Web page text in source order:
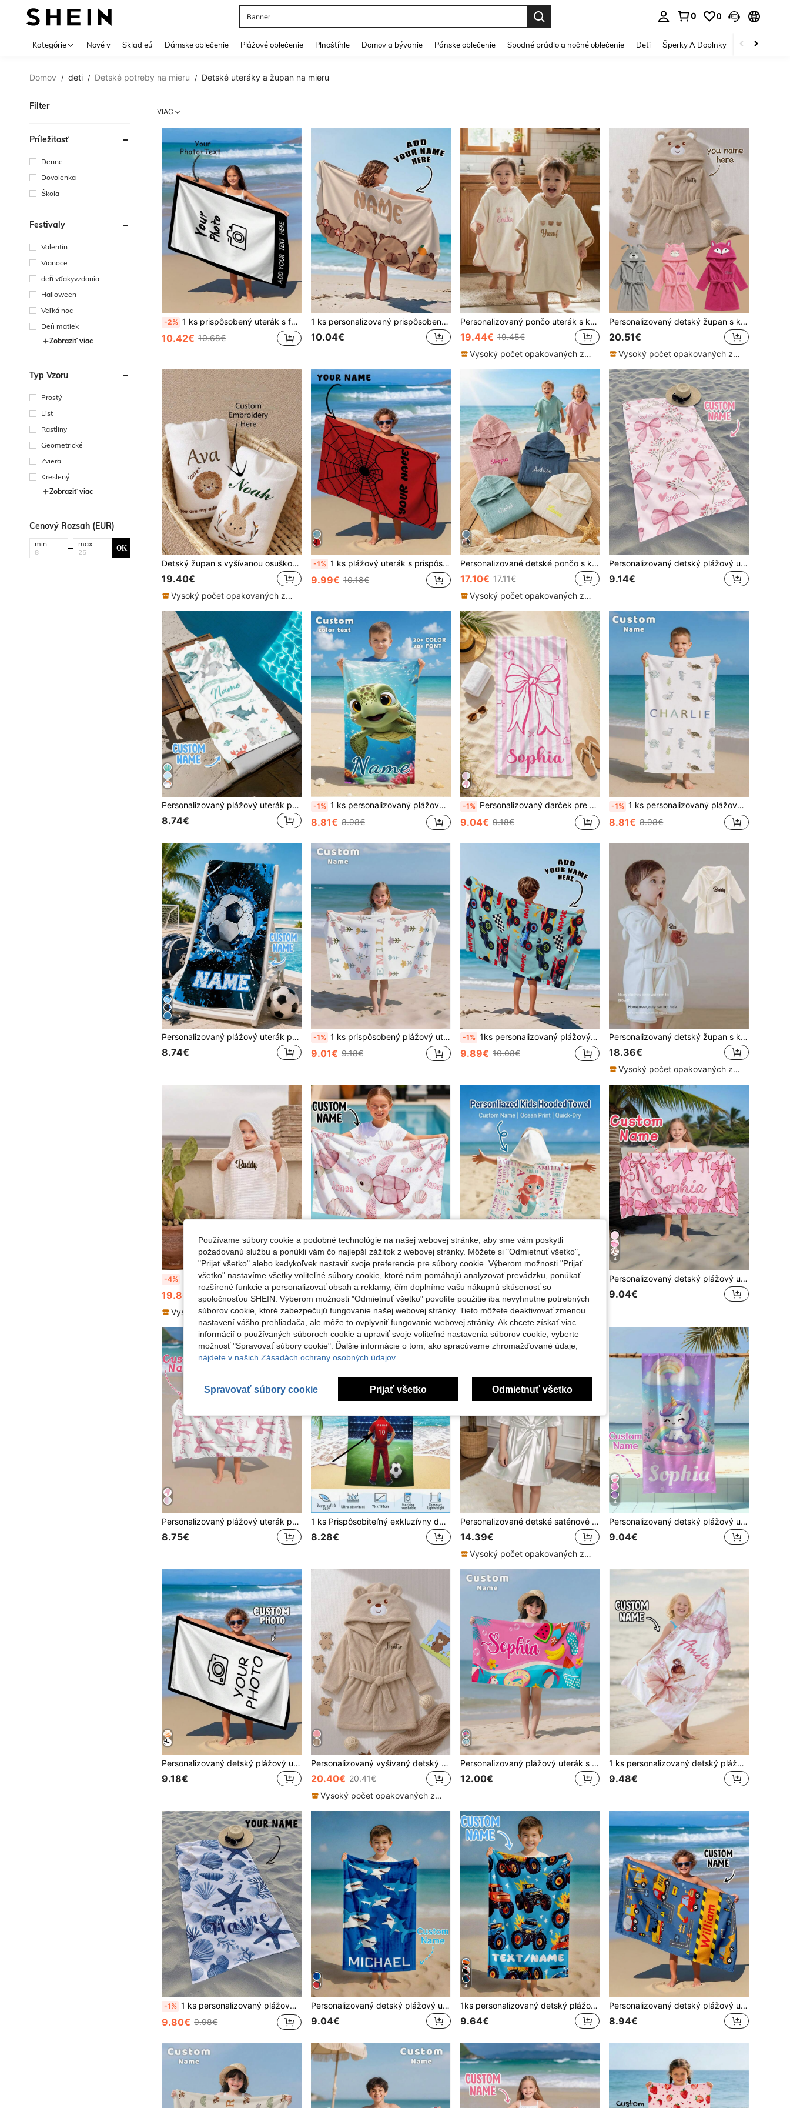
Banner
0 0
Kategórie Nové v Sklad eú Dámske oblečenie Plážové oblečenie Plnoštíhle Domov a bývanie Pánske oblečenie Spodné prádlo a nočné oblečenie Deti Šperky A Doplnky Krása a
Domov / deti / Detské potreby na mieru / Detské uteráky a župan na mieru
Filter
Príležitosť
Denne
Dovolenka
Škola
Festivaly
Valentín
Vianoce
deň vďakyvzdania
Halloween
Veľká noc
Deň matiek
Zobraziť viac
Typ Vzoru
Prostý
List
Rastliny
Geometrické
Zviera
Kreslený
Zobraziť viac
Cenový Rozsah (EUR)
min: max: OK
VIAC
-2% 1 ks prispôsobený uterák s fotkou a menom na pláž, do kúpeľa, pre dievčatá a chlapcov, svadobný pár, na Valentína, narodeniny, pre priateľov, rodinu a domácich zvierat, do bazéna pre dospelých, rýchloschnúci
10.42€ 10.68€
1 ks personalizovaný prispôsobený plážový uterák pre deti, detský plážový uterák, detský kúpeľový uterák, nezbytný na pláž, do bazéna, pre chlapcov a dievčatá
10.04€
Personalizovaný pončo uterák s kapucňou pre bábätko a batoľa s vlastným menom, mäkký neopadávajúci nositeľný župan, darček na baby shower a narodeniny, na pláž
19.44€ 19.45€
Vysoký počet opakovaných zákazníkov
Personalizovaný detský župan s kapucňou a ušami medveďa/zajíčka/líšky, s vyšívaným menom na mieru, mäkký župan pre batoľa (12-24M), vianočný darček
20.51€
Vysoký počet opakovaných zákazníkov
Detský župan s vyšívanou osuškou - kapucňa s levom/králikom/mačkou - mäkká detská deka s menom - personalizovaný zábal do kúpeľa Minky pre chlapcov a dievčatá
19.40€
Vysoký počet opakovaných zákazníkov
-1% 1 ks plážový uterák s prispôsobeným textom a vzorom pavučiny, personalizovaný kúpeľový uterák, detský uterák do bazéna a kúpeľne, dovolenkový darček, na outdoorové cestovanie
9.99€ 10.18€
Personalizované detské pončo s kapucňou a plážový uterák (2–4 roky) s menom, mäkká priedušná rýchloschnúca tkanina, ľahké na plávanie a cestovanie, darček na narodeniny
17.10€ 17.11€
Vysoký počet opakovaných zákazníkov
Personalizovaný detský plážový uterák s kapucňou, prispôsobiteľný mikrovláknový plavecký uterák pre deti na bazén a cestovanie
9.14€
Personalizovaný plážový uterák pre deti, ideálny letný narodeninový darček, vhodný na rôzne letné príležitosti. Vhodný na pláž, do bazéna, na cestovanie, kempovanie, jógu a ďalšie scénarie, plážové potreby, bez piesku, kawaii
8.74€
-1% 1 ks personalizovaný plážový uterák s menom v oceánskom štýle, prispôsobený plážový uterák pre deti, letný narodeninový darček pre deti, personalizovaný plážový uterák s menom, unisex pre chlapcov a dievčatá, vhodný na outdoor, pláž, cestovanie, plávanie, fitness, jógu, plážové doplnky, prispôsobený plážový uterák pre priateľov, dostupné v rôznych veľkostiach, multifunkčný, veľmi dekoratívny, s písmenovým vzorom, módny, moderný, farebný, roztomilý, ležérny, prispôsobený, personalizovaný, jedinečný, ideálny darček pre neho, ideálny darček pre ňu
8.81€ 8.98€
-1% Personalizovaný darček pre deti na letné narodeniny, letná atmosféra, plážový výlet pre dievčatá, prispôsobený plážový uterák, bazén, plážová dekorácia, pre rodinu, Halloween, Ballet Core, odolný voči piesku
9.04€ 9.18€
-1% 1 ks personalizovaný plážový uterák s menom v oceánskom štýle, prispôsobený detský plážový uterák, letný narodeninový darček pre deti, plážový uterák s prispôsobeným menom pre chlapcov a dievčatá, vhodný na outdoorové plážové cestovanie, plávanie, fitness, jógu, plážové doplnky, personalizovaný plážový uterák ako darček pre priateľov, dostupné v rôznych veľkostiach
8.81€ 8.98€
Personalizovaný plážový uterák pre deti, ideálny letný narodeninový darček, vhodný na rôzne letné príležitosti. Vhodný na pláž, do bazéna, na cestovanie, kempovanie, jógu, ľahko prenosný, bez piesku, pre chlapcov
8.74€
-1% 1 ks prispôsobený plážový uterák s motívom oceánu a pláže, plážový uterák so zvieratkami, plážový uterák s vlastným menom, personalizovaný plážový uterák pre dievčatá/chlapcov
9.01€ 9.18€
-1% 1ks personalizovaný plážový uterák so vzorom pretekárskeho auta, personalizovaný uterák do kúpeľne, detský uterák, uterák do bazéna, kúpeľňový uterák, darček na sviatky, plážový uterák, cestovanie v prírode, plážový nevyhnutný predmet, personalizovaný darček
9.89€ 10.08€
Personalizovaný detský župan s kapucňou a vlastným menom, super mäkký a savý, pohodlný a teplý pre bábätko 10–24 mesiacov, darček na kúpeľ a pláž
18.36€
Vysoký počet opakovaných zákazníkov
-4% Personalizovaný waffle uterák s kapucňou pre batoľa s menom, mäkký savý obal na kúpeľ a pláž, ľahký útulný jednofarebný, ideálny darček po plávaní
19.80€
20.68€
Vysoký počet opakovaných zákazníkov
1 ks personalizovaný detský mikrovláknový plážový uterák, prispôsobiteľný kúpeľový uterák na plávanie v bazéne, cestovanie, kempovanie, jógu a športové aktivity, personalizovaný darček
9.81€ 15.74€
4
Personalizovaný detský plážový uterák, letný darček k narodeninám, letná atmosféra, plážový výlet pre dievčatá, prispôsobený plážový uterák, bazén, pre rodinu, coquette estetika, bez piesku, darček pre dievčatá, rýchloschnúca mikrovláknina
9.04€
Personalizovaný plážový uterák pre deti, prispôsobený plážový uterák pre dievčatá na plážovú dovolenku, do bazéna, plážová dekorácia s monogramom
8.75€
1 ks Prispôsobiteľný exkluzívny detský plážový uterák s potlačou futbalovej mládeže Glory s červenými a modrými futbalovými a energickými mládežníckymi vzormi, voľne pridajte mená a čísla, polyesterová tkanina mäkká a šetrná k pokožke, digitálna potlač s vysokým rozlíšením zaznamenáva najdôležitejšie momenty rastu, 250 g látkový plážový uterák
8.28€
Personalizované detské saténové priedušné spánkové a domáce oblečenie s vyšívaným menom a písmenom, pre dievčatá, na kúpeľňu, spa, narodeniny a párty, darček pre kvetovú dievčatko
14.39€
Vysoký počet opakovaných zákazníkov
4
Personalizovaný detský plážový uterák, prispôsobený darček na narodeniny pre dievčatá, letný uterák do bazéna a kúpeľne, plážové potreby
9.04€
Personalizovaný detský plážový uterák, letný darček k narodeninám, letná atmosféra, plážový výlet pre dievčatá, prispôsobený plážový uterák, bazén, plážová dekorácia, letná pláž, Vacationcore, mikrovlákno
9.18€
Personalizovaný vyšívaný detský uterák s kapucňou s motívom zvierat | Mäkký plyšový detský župan vhodný pre deti 12–24 mesiacov, rekvizita na fotografovanie novorodencov, savý po kúpe, darček na narodeniny
20.40€ 20.41€
Vysoký počet opakovaných zákazníkov
Personalizovaný plážový uterák s menom v morskom štýle, detský plážový uterák pre dievčatá a chlapcov, cestovné plavecké doplnky
12.00€
1 ks personalizovaný detský plážový uterák z mikrovlákna s rýchlym schnutím pre chlapcov a dievčatá
9.48€
-1% 1 ks personalizovaný plážový uterák so vzorom hviezdice a mušle, personalizovaný uterák, detský uterák, bazénový uterák, osuška do kúpeľne, darček na dovolenku, plážový uterák, cestovanie v prírode, plážový nevyhnutný predmet, pláž, bazén, kúpeľňa, bazén, prenosný, personalizovaný uterák, personalizovaný plážový uterák, bazénový uterák, osuška, plážový uterák pre dievčatá, plážový uterák pre chlapcov, darček na dovolenku, plážový uterák, pamätný darček pre svadobný pár, darček na Valentína/narodeniny
9.80€ 9.98€
Personalizovaný detský plážový uterák, letný darček k narodeninám pre deti, letná atmosféra, dievčenský plážový výlet, plážový uterák na mieru, bazén, plážová dekorácia, vianočné darčekové potreby, viacero scenárov
9.04€
4
1ks personalizovaný detský plážový uterák, letný darček k narodeninám pre deti, plážový štýl, cestovanie na pláži, prispôsobený plážový uterák, bazén, plážová dekorácia
9.64€
Personalizovaný detský plážový uterák bez piesku, prispôsobiteľný detský uterák na plávanie a cestovanie, doplnky
8.94€
Používame súbory cookie a podobné technológie na našej webovej stránke, aby sme vám poskytli
požadovanú službu a ponúkli vám čo najlepší zážitok z webovej stránky. Môžete si "Odmietnuť všetko",
"Prijať všetko" alebo kedykoľvek nastaviť svoje preferencie pre súbory cookie. Výberom možnosti "Prijať
všetko" nastavíme všetky voliteľné súbory cookie, ktoré nám pomáhajú analyzovať prevádzku, ponúkať
rozšírené funkcie a personalizovať obsah a reklamy, čím doplníme vašu nákupnú skúsenosť so
spoločnosťou SHEIN. Výberom možnosti "Odmietnuť všetko" povolíte použitie iba nevyhnutne potrebných
súborov cookie, ktoré zabezpečujú fungovanie našej webovej stránky. Tieto môžete deaktivovať zmenou
nastavení vášho prehliadača, ale môže to ovplyvniť fungovanie webovej stránky. Ak chcete získať viac
informácií o používaných súboroch cookie a upraviť svoje voliteľné nastavenia súborov cookie, vyberte
možnosť "Spravovať súbory cookie". Ďalšie informácie o tom, ako spracúvame zhromažďované údaje,
nájdete v našich Zásadách ochrany osobných údajov.
Spravovať súbory cookie Prijať všetko Odmietnuť všetko